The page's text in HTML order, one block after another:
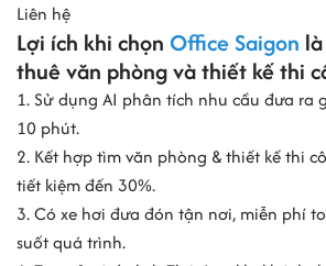
Liên hệ
Lợi ích khi chọn Office Saigon
thuê văn phòng và thiết kế thi
1. Sử dụng AI phân tích nhu cầu đưa ra
10 phút.
2. Kết hợp tìm văn phòng & thiết kế thi
tiết kiệm đến 30%.
3. Có xe hơi đưa đón tận nơi, miễn phí
suốt quá trình.